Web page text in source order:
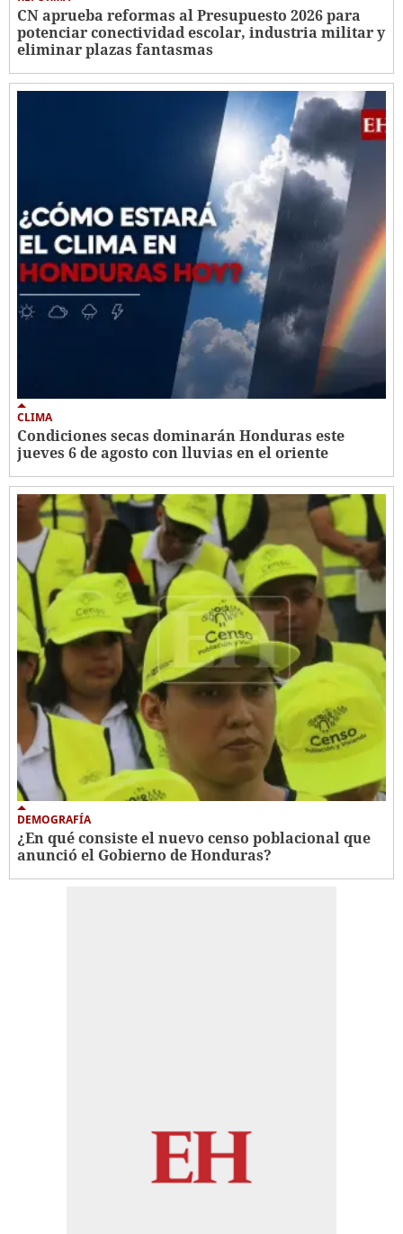
CN aprueba reformas al Presupuesto 2026 para
potenciar conectividad escolar, industria militar y
eliminar plazas fantasmas
CLIMA
Condiciones secas dominarán Honduras este
jueves 6 de agosto con lluvias en el oriente
DEMOGRAFÍA
¿En qué consiste el nuevo censo poblacional que
anunció el Gobierno de Honduras?